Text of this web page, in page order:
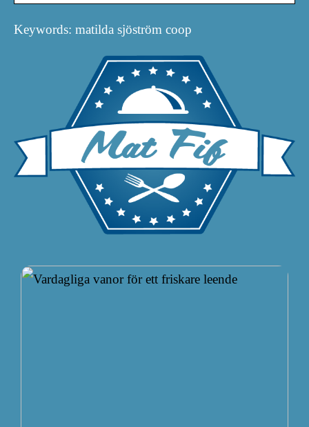
Keywords: matilda sjöström coop